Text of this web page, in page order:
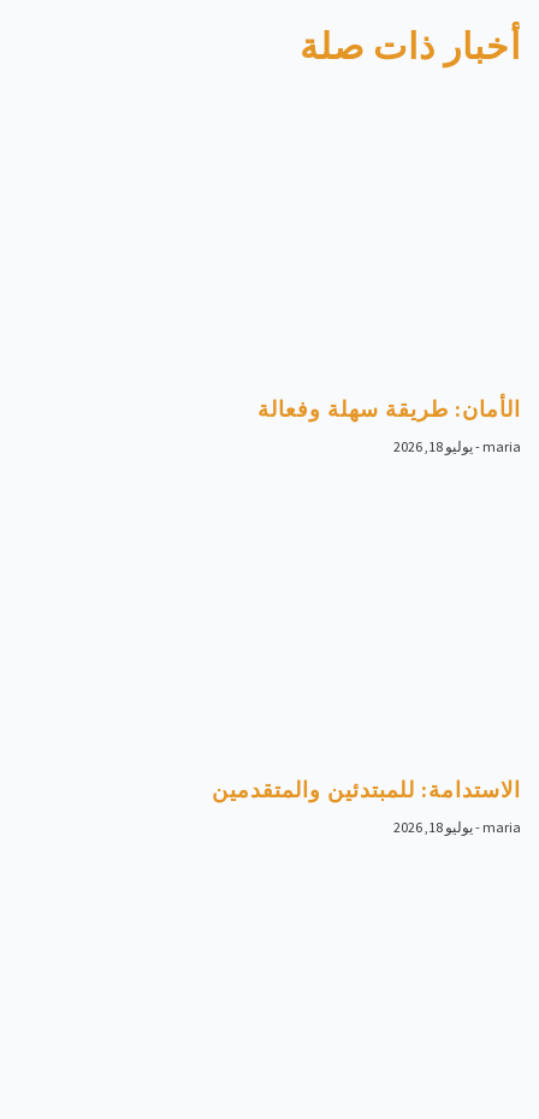
أخبار ذات صلة
الأمان: طريقة سهلة وفعالة
maria يوليو 18, 2026
الاستدامة: للمبتدئين والمتقدمين
maria يوليو 18, 2026